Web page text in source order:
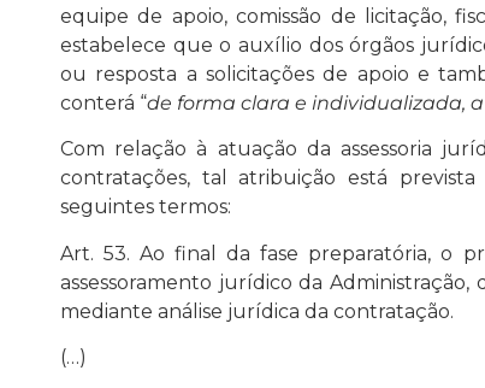
equipe de apoio, comissão de licitação,
estabelece que o auxílio dos órgãos
ou resposta a solicitações de apoio e
conterá “de forma clara e individualizada,
Com relação à atuação da assessoria
contratações, tal atribuição está
seguintes termos:
Art. 53. Ao final da fase preparatória, o
assessoramento jurídico da
mediante análise jurídica da contratação.
(…)